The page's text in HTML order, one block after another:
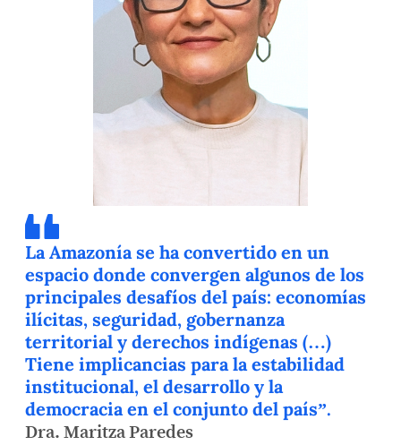
La Amazonía se ha convertido en un
espacio donde convergen algunos de los
principales desafíos del país: economías
ilícitas, seguridad, gobernanza
territorial y derechos indígenas (…)
Tiene implicancias para la estabilidad
institucional, el desarrollo y la
democracia en el conjunto del país”.
Dra. Maritza Paredes